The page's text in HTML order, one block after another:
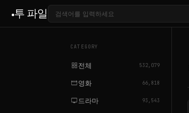
투 파일
CATEGORY
grid_view전체 532,079
movie영화 66,818
tv 드라마 93,543